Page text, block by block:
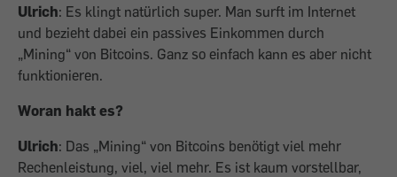
Ulrich: Es klingt natürlich super. Man surft im Internet
und bezieht dabei ein passives Einkommen durch
„Mining“ von Bitcoins. Ganz so einfach kann es aber nicht
funktionieren.
Woran hakt es?
Ulrich: Das „Mining“ von Bitcoins benötigt viel mehr
Rechenleistung, viel, viel mehr. Es ist kaum vorstellbar,